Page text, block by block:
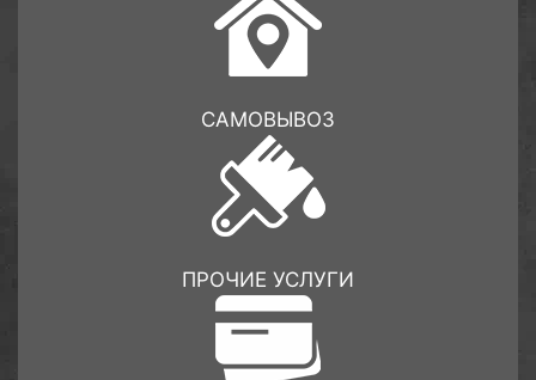
САМОВЫВОЗ
ПРОЧИЕ УСЛУГИ